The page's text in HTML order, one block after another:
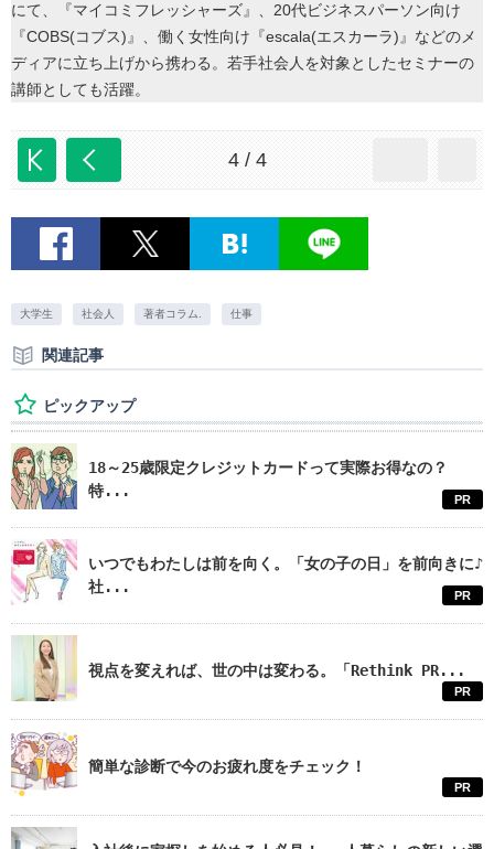
にて、『マイコミフレッシャーズ』、20代ビジネスパーソン向け
『COBS(コブス)』、働く女性向け『escala(エスカーラ)』などのメ
ディアに立ち上げから携わる。若手社会人を対象としたセミナーの
講師としても活躍。
4 / 4
大学生 社会人 著者コラム. 仕事
関連記事
ピックアップ
18～25歳限定クレジットカードって実際お得なの？
特...
PR
いつでもわたしは前を向く。「女の子の日」を前向きに♪
社...
PR
視点を変えれば、世の中は変わる。「Rethink PR...
PR
簡単な診断で今のお疲れ度をチェック！
PR